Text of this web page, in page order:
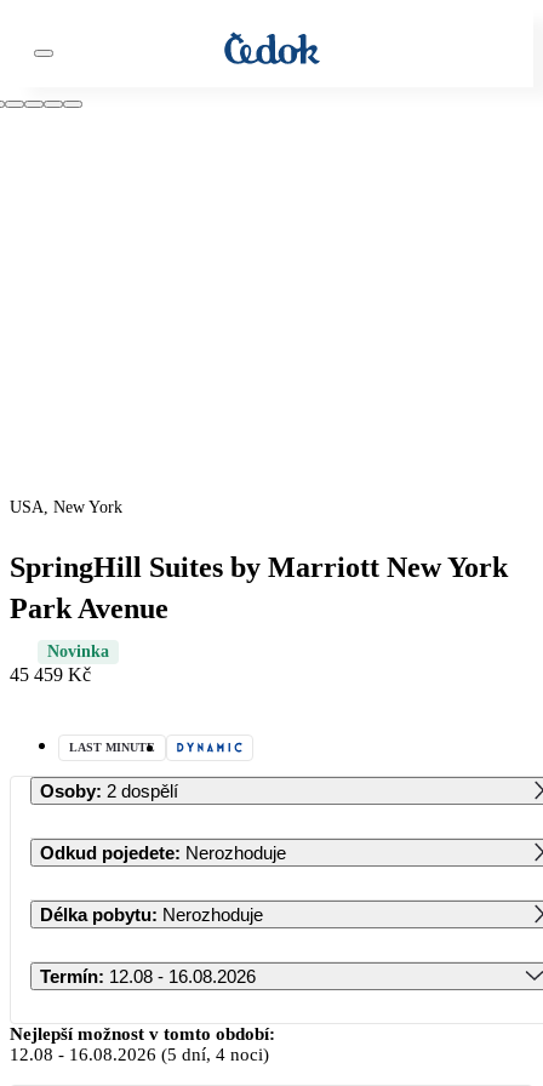
USA, New York
SpringHill Suites by Marriott New York
Park Avenue
Novinka
45 459 Kč
LAST MINUTE
Osoby: 2 dospělí
Odkud pojedete: Nerozhoduje
Délka pobytu: Nerozhoduje
Termín: 12.08 - 16.08.2026
Srpen 2026
Nejlepší možnost v tomto období:
12.08 - 16.08.2026 (5 dní, 4 noci)